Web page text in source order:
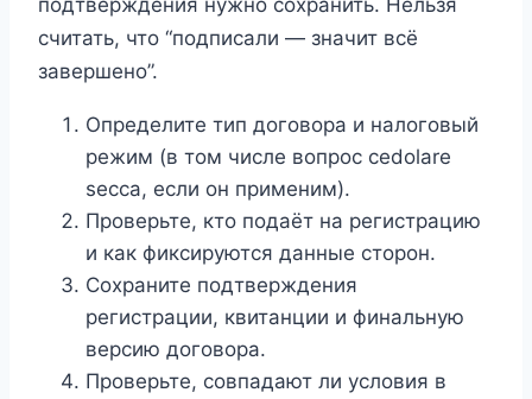
считать, что “подписали — значит всё
завершено”.
Определите тип договора и налоговый
режим (в том числе вопрос cedolare
secca, если он применим).
Проверьте, кто подаёт на регистрацию
и как фиксируются данные сторон.
Сохраните подтверждения
регистрации, квитанции и финальную
версию договора.
Проверьте, совпадают ли условия в